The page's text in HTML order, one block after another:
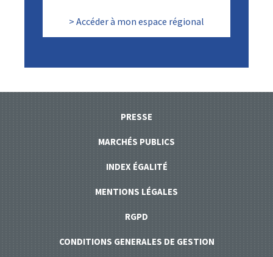
> Accéder à mon espace régional
PRESSE
MARCHÉS PUBLICS
INDEX ÉGALITÉ
MENTIONS LÉGALES
RGPD
CONDITIONS GENERALES DE GESTION